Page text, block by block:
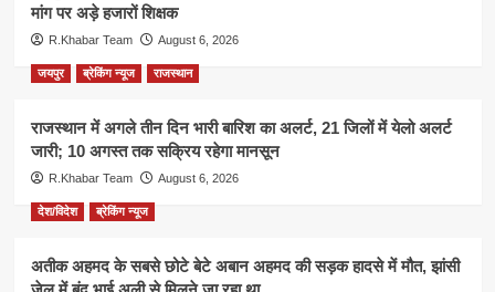
मांग पर अड़े हजारों शिक्षक
R.Khabar Team August 6, 2026
जयपुर ब्रेकिंग न्यूज राजस्थान
राजस्थान में अगले तीन दिन भारी बारिश का अलर्ट, 21 जिलों में येलो अलर्ट
जारी; 10 अगस्त तक सक्रिय रहेगा मानसून
R.Khabar Team August 6, 2026
देश/विदेश ब्रेकिंग न्यूज
अतीक अहमद के सबसे छोटे बेटे अबान अहमद की सड़क हादसे में मौत, झांसी